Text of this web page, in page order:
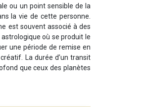
ou un point sensible de la
la vie de cette personne.
est souvent associé à des
où se produit le
une période de remise en
La durée d’un transit
que ceux des planètes